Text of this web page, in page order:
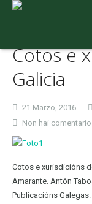
Cotos e
Galicia
21 Marzo, 2016
Non hai
Cotos e xurisdicións
Amarante. Antón
Publicacións Galegas.